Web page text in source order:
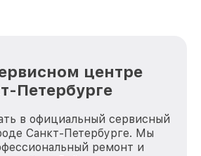
центре
Петербурге
в официальный сервисный
Санкт-Петербурге. Мы
ремонт и